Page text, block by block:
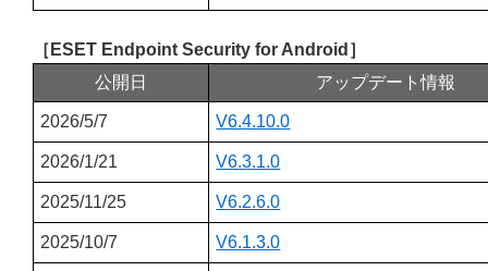
［ESET Endpoint Security for Android］
公開日
アップデート情報
2026/5/7 V6.4.10.0
2026/1/21 V6.3.1.0
2025/11/25 V6.2.6.0
2025/10/7 V6.1.3.0